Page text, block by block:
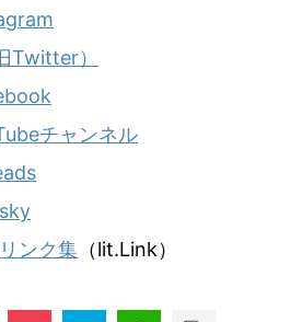
Twitter）
チャンネル
ンク集 （lit.Link）